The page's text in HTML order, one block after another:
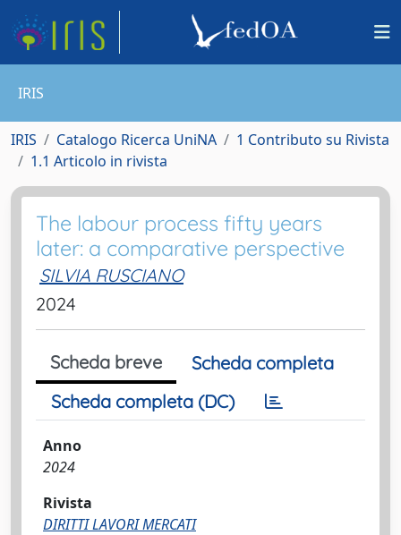
IRIS
IRIS Catalogo Ricerca UniNA
1 Contributo su Rivista
1.1 Articolo in rivista
The labour process fifty years
later: a comparative perspective
SILVIA RUSCIANO
2024
Scheda breve
Scheda completa
Scheda completa (DC)
Anno
2024
Rivista
DIRITTI LAVORI MERCATI